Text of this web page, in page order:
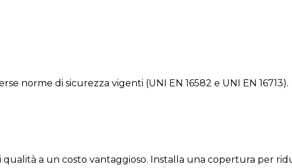
norme di sicurezza vigenti (UNI EN 16582 e UNI EN 16713).
a un costo vantaggioso. Installa una copertura per